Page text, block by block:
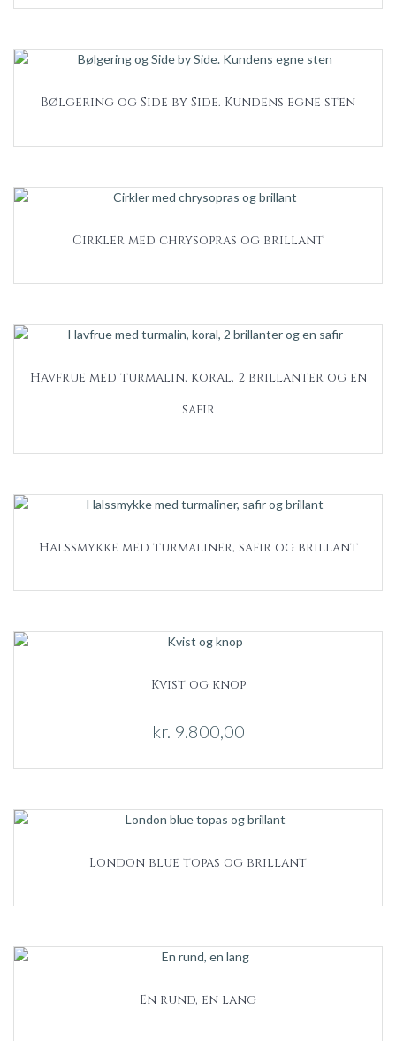
Bølgering og Side by Side. Kundens egne sten
Cirkler med chrysopras og brillant
Havfrue med turmalin, koral, 2 brillanter og en
safir
Halssmykke med turmaliner, safir og brillant
Kvist og knop
kr. 9.800,00
London blue topas og brillant
En rund, en lang